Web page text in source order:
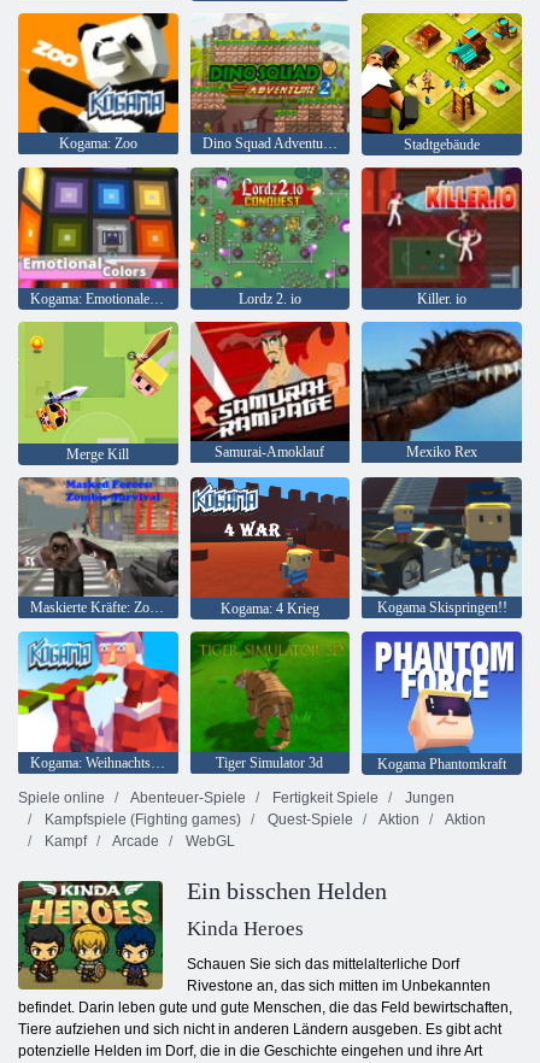
Kogama: Zoo Dino Squad Adventure 2 Stadtgebäude
Kogama: Emotionale Farben Lordz 2. io Killer. io
Merge Kill Samurai-Amoklauf Mexiko Rex
Maskierte Kräfte: Zombie-Überleben Kogama: 4 Krieg Kogama Skispringen!!
Kogama: Weihnachtsparkour Tiger Simulator 3d
Kogama Phantomkraft
Spiele online
Abenteuer-Spiele Fertigkeit Spiele
Jungen
Kampfspiele (Fighting games)
Quest-Spiele Aktion
Aktion
Kampf
Arcade WebGL
Ein bisschen Helden
Kinda Heroes
Schauen Sie sich das mittelalterliche Dorf
Rivestone an, das sich mitten im Unbekannten
befindet. Darin leben gute und gute Menschen, die das Feld bewirtschaften,
Tiere aufziehen und sich nicht in anderen Ländern ausgeben. Es gibt acht
potenzielle Helden im Dorf, die in die Geschichte eingehen und ihre Art